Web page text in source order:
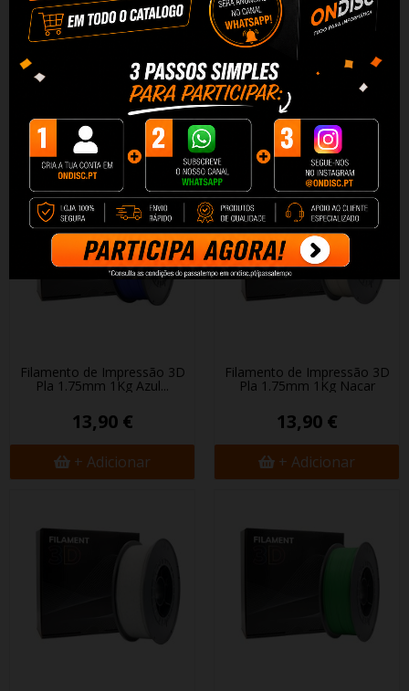
Filamento de Impressão 3D
Pla 1.75mm 1Kg Verde...
13,90 €
+ Adicionar
Filamento de Impressão 3D
Pla 1.75mm 1Kg Castanho
14,49 €
+ Adicionar
Filamento de Impressão 3D
Pla 1.75mm 1Kg Azul...
13,90 €
+ Adicionar
Filamento de Impressão 3D
Pla 1.75mm 1Kg Nacar
13,90 €
+ Adicionar